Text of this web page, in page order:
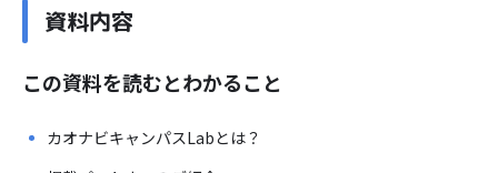
資料内容
この資料を読むとわかること
カオナビキャンパスLabとは？